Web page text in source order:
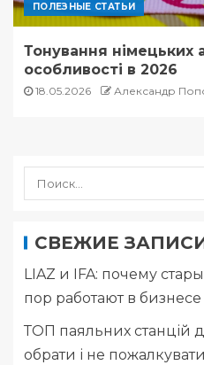
ПОЛЕЗНЫЕ СТАТЬИ
Тонування німецьких
особливості в 2026
18.05.2026 Александр
СВЕЖИЕ
LIAZ и IFA: почему
пор работают в бизнесе
ТОП паяльних станцій
обрати і не пожалкувати